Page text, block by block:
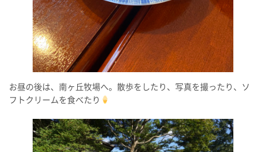
お昼の後は、南ヶ丘牧場へ。散歩をしたり、写真を撮ったり、ソ
フトクリームを食べたり